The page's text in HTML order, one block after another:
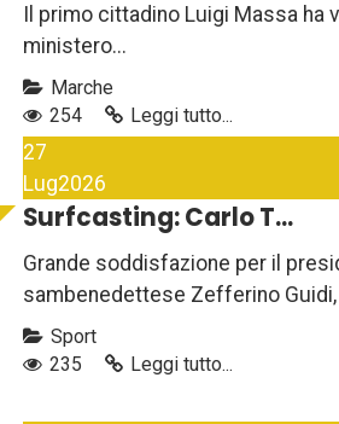
Il primo cittadino Luigi Massa ha
ministero...
Marche
254
Leggi tutto...
27
Lug2026
Surfcasting: Carlo T...
Grande soddisfazione per il
sambenedettese Zefferino Guidi,
Sport
235
Leggi tutto...